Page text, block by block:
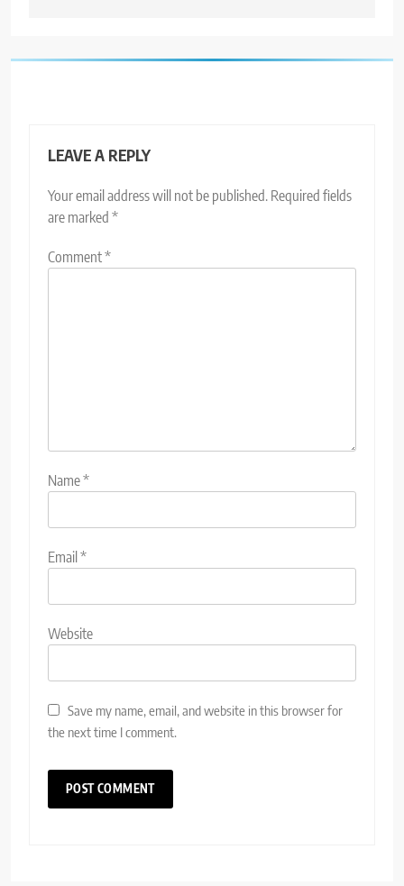
LEAVE A REPLY
Your email address will not be published. Required fields
are marked *
Comment*
Name*
Email *
Website
Save my name, email, and website in this browser for
the next time I comment.